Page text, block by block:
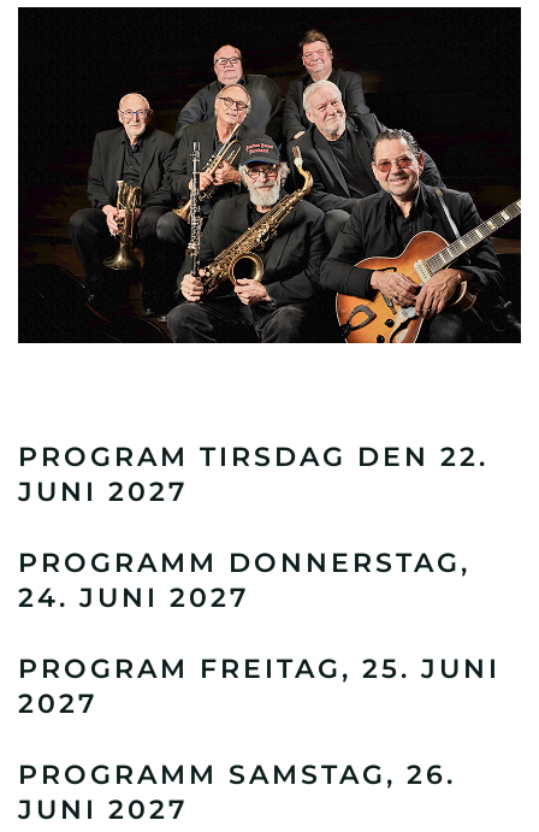
PROGRAM TIRSDAG DEN 22.
JUNI 2027
PROGRAMM DONNERSTAG,
24. JUNI 2027
PROGRAM FREITAG, 25. JUNI
2027
PROGRAMM SAMSTAG, 26.
JUNI 2027